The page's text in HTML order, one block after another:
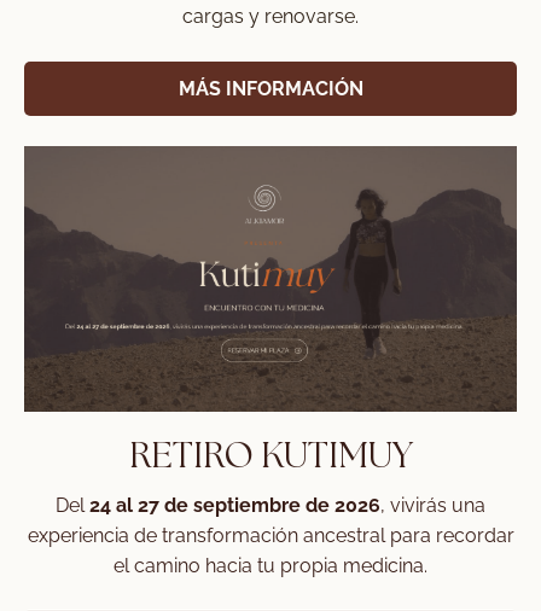
cargas y renovarse.
MÁS INFORMACIÓN
RETIRO KUTIMUY
Del 24 al 27 de septiembre de 2026, vivirás una
experiencia de transformación ancestral para recordar
el camino hacia tu propia medicina.